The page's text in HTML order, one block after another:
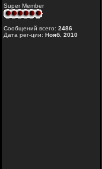
Super Member
Сообщений всего: 2486
Дата рег-ции: Нояб. 2010